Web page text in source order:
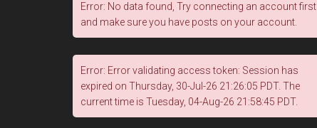
Error: No data found, Try connecting an account first
and make sure you have posts on your account.
Error: Error validating access token: Session has
expired on Thursday, 30-Jul-26 21:26:05 PDT. The
current time is Tuesday, 04-Aug-26 21:58:45 PDT.